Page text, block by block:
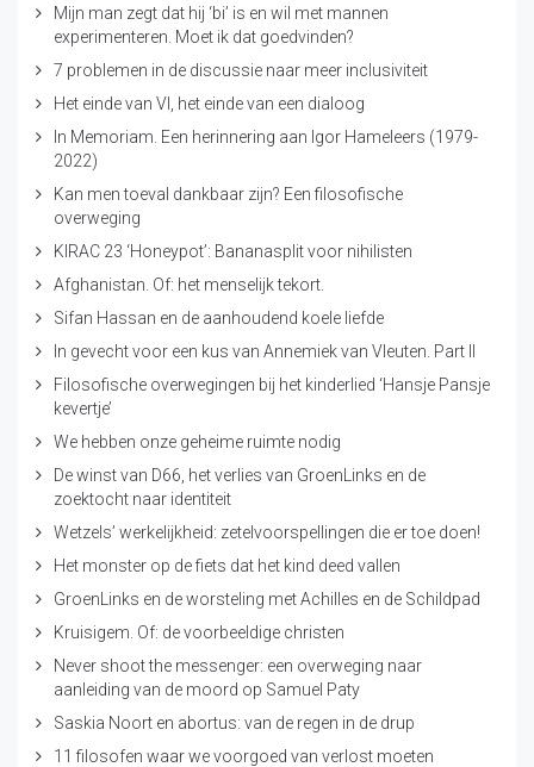
Mijn man zegt dat hij ‘bi’ is en wil met mannen
experimenteren. Moet ik dat goedvinden?
7 problemen in de discussie naar meer inclusiviteit
Het einde van VI, het einde van een dialoog
In Memoriam. Een herinnering aan Igor Hameleers (1979-
2022)
Kan men toeval dankbaar zijn? Een filosofische
overweging
KIRAC 23 ‘Honeypot’: Bananasplit voor nihilisten
Afghanistan. Of: het menselijk tekort.
Sifan Hassan en de aanhoudend koele liefde
In gevecht voor een kus van Annemiek van Vleuten. Part II
Filosofische overwegingen bij het kinderlied ‘Hansje Pansje
kevertje’
We hebben onze geheime ruimte nodig
De winst van D66, het verlies van GroenLinks en de
zoektocht naar identiteit
Wetzels’ werkelijkheid: zetelvoorspellingen die er toe doen!
Het monster op de fiets dat het kind deed vallen
GroenLinks en de worsteling met Achilles en de Schildpad
Kruisigem. Of: de voorbeeldige christen
Never shoot the messenger: een overweging naar
aanleiding van de moord op Samuel Paty
Saskia Noort en abortus: van de regen in de drup
11 filosofen waar we voorgoed van verlost moeten